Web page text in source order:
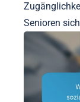
Senioren